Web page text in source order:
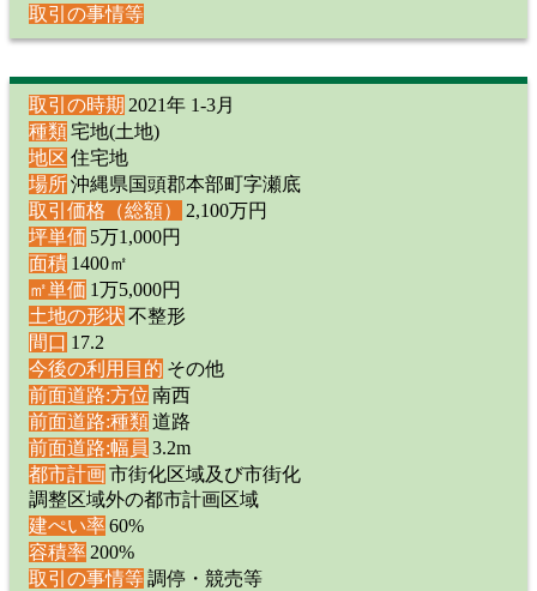
取引の事情等
取引の時期 2021年 1-3月
種類 宅地(土地)
地区 住宅地
場所沖縄県国頭郡本部町字瀬底
取引価格（総額）
2,100万円
坪単価 5万1,000円
面積 1400㎡
㎡単価 1万5,000円
土地の形状 不整形
間口 17.2
今後の利用目的 その他
前面道路:方位 南西
前面道路:種類 道路
前面道路:幅員 3.2m
都市計画 市街化区域及び市街化
調整区域外の都市計画区域
建ぺい率60%
容積率200%
取引の事情等調停・競売等